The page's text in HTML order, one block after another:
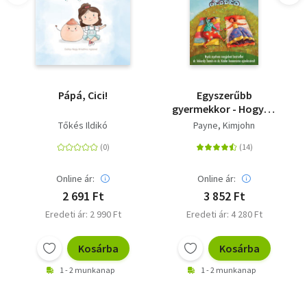
Pápá, Cici!
Tőkés Ildikó
Online ár:
2 691 Ft
Eredeti ár: 2 990 Ft
Kosárba
1 - 2 munkanap
Egyszerűbb
gyermekkor - Hogyan
neveljünk
boldogabb,
gyerekeket?
Payne, Kimjohn
Online ár:
3 852 Ft
Eredeti ár: 4 280 Ft
Kosárba
1 - 2 munkanap